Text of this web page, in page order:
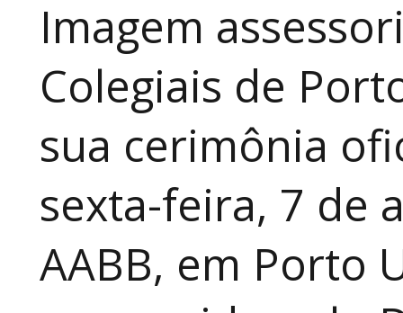
Imagem
Colegiais de
sua cerimônia
sexta-feira, 7 de
AABB, em Porto